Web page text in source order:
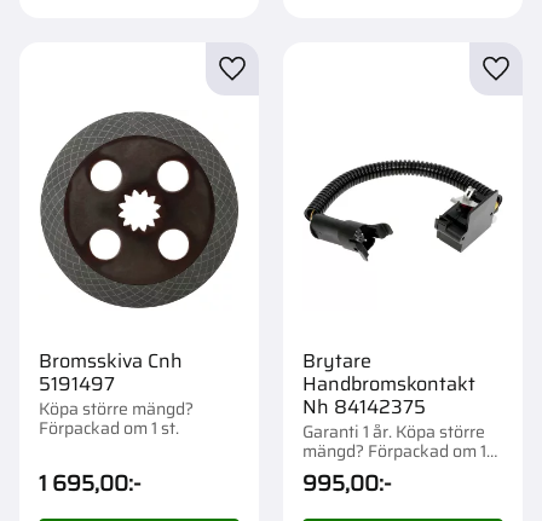
Bromsskiva Cnh
5191497
Köpa större mängd?
Förpackad om 1 st.
1 695,00:-
Lägg till i favoriter
Brytare
Handbromskontakt
Nh 84142375
Garanti 1 år. Köpa större
mängd? Förpackad om 1
st.
995,00:-